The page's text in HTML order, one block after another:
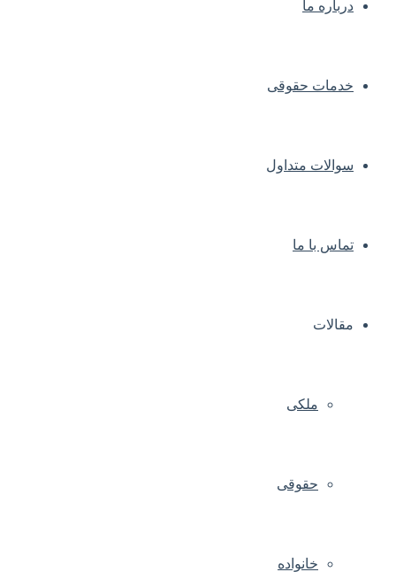
درباره ما
خدمات حقوقی
سوالات متداول
تماس با ما
مقالات
ملکی
حقوقی
خانواده